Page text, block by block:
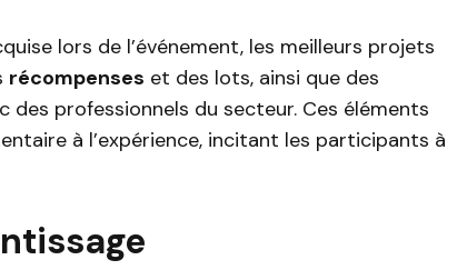
lors de l’événement, les meilleurs projets
récompenses et des lots, ainsi que des
professionnels du secteur. Ces éléments
à l’expérience, incitant les participants à